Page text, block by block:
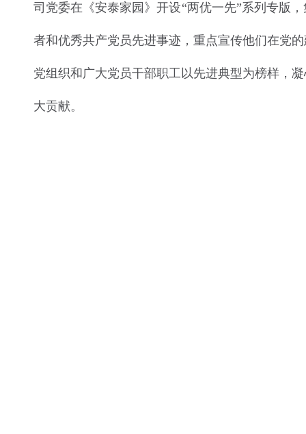
司党委在《安泰家园》开设“两优一先”系列专版
者和优秀共产党员先进事迹，重点宣传他们在党
党组织和广大党员干部职工以先进典型为榜样，
大贡献。